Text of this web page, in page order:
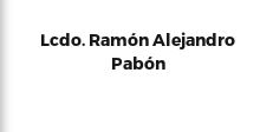
Lcdo. Ramón Alejandro
Pabón